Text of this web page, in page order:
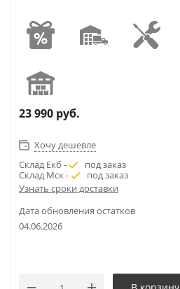
23 990 руб.
Хочу дешевле
Склад Екб -
под заказ
Склад Мск -
под заказ
Узнать сроки доставки
Дата обновления остатков
04.06.2026